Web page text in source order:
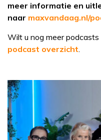
meer informatie en
naar maxvandaag.nl/
Wilt u nog meer
podcast overzicht.